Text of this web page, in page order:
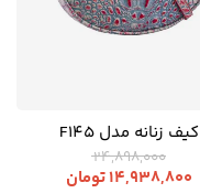
کیف زنانه مدل F145
24,898,000
14,938,800تومان